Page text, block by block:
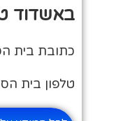
באשדוד
כתובת בית
טלפון בית הספר: 08-